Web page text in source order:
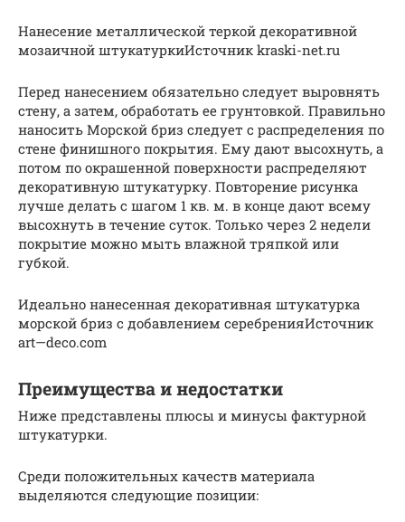
Нанесение металлической теркой декоративной
мозаичной штукатуркиИсточник kraski-net.ru
Перед нанесением обязательно следует выровнять
стену, а затем, обработать ее грунтовкой. Правильно
наносить Морской бриз следует с распределения по
стене финишного покрытия. Ему дают высохнуть, а
потом по окрашенной поверхности распределяют
декоративную штукатурку. Повторение рисунка
лучше делать с шагом 1 кв. м. в конце дают всему
высохнуть в течение суток. Только через 2 недели
покрытие можно мыть влажной тряпкой или
губкой.
Идеально нанесенная декоративная штукатурка
морской бриз с добавлением серебренияИсточник
art—deco.com
Преимущества и недостатки
Ниже представлены плюсы и минусы фактурной
штукатурки.
Среди положительных качеств материала
выделяются следующие позиции: